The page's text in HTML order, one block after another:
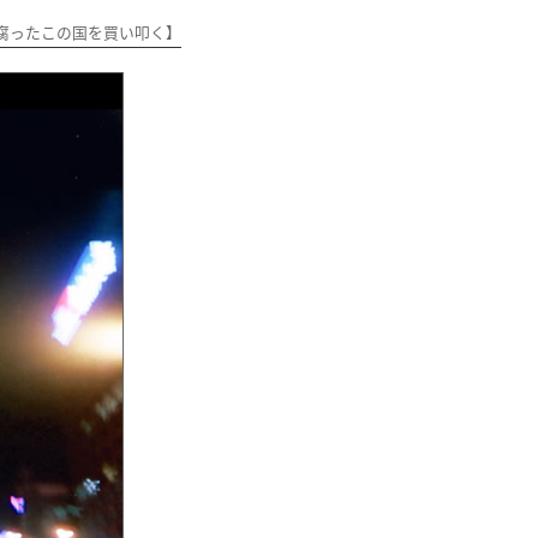
ったこの国を買い叩く】